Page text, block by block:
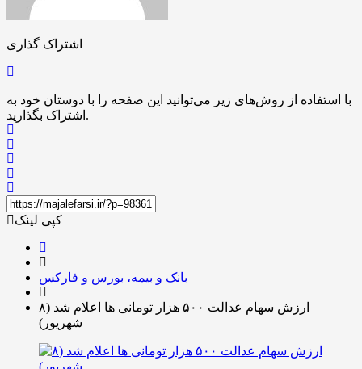
اشتراک گذاری
با استفاده از روش‌های زیر می‌توانید این صفحه را با دوستان خود به
اشتراک بگذارید.
کپی لینک
بانک و بیمه، بورس و فارکس
ارزش سهام عدالت ۵۰۰ هزار تومانی ها اعلام شد (۸
شهریور)